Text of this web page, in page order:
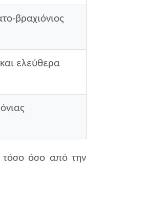
βραχιόνιος
ελεύθερα
τόσο όσο από την